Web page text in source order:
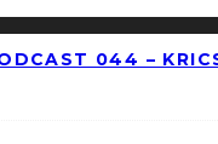
044 –